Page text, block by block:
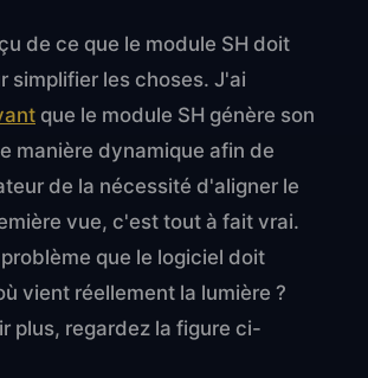
de ce que le module SH doit
simplifier les choses. J'ai
que le module SH génère son
manière dynamique afin de
de la nécessité d'aligner le
vue, c'est tout à fait vrai.
que le logiciel doit
vient réellement la lumière ?
plus, regardez la figure ci-